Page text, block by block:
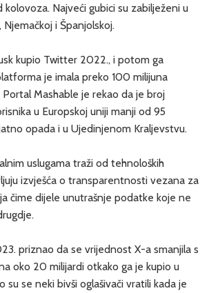
kolovoza. Najveći gubici su zabilježeni u
Njemačkoj i Španjolskoj.
kupio Twitter 2022., i potom ga
je imala preko 100 milijuna
Portal Mashable je rekao da je broj
u Europskoj uniji manji od 95
opada i u Ujedinjenom Kraljevstvu.
uslugama traži od tehnoloških
izvješća o transparentnosti vezana za
čime dijele unutrašnje podatke koje ne
priznao da se vrijednost X-a smanjila s
oko 20 milijardi otkako ga je kupio u
su se neki bivši oglašivači vratili kada je